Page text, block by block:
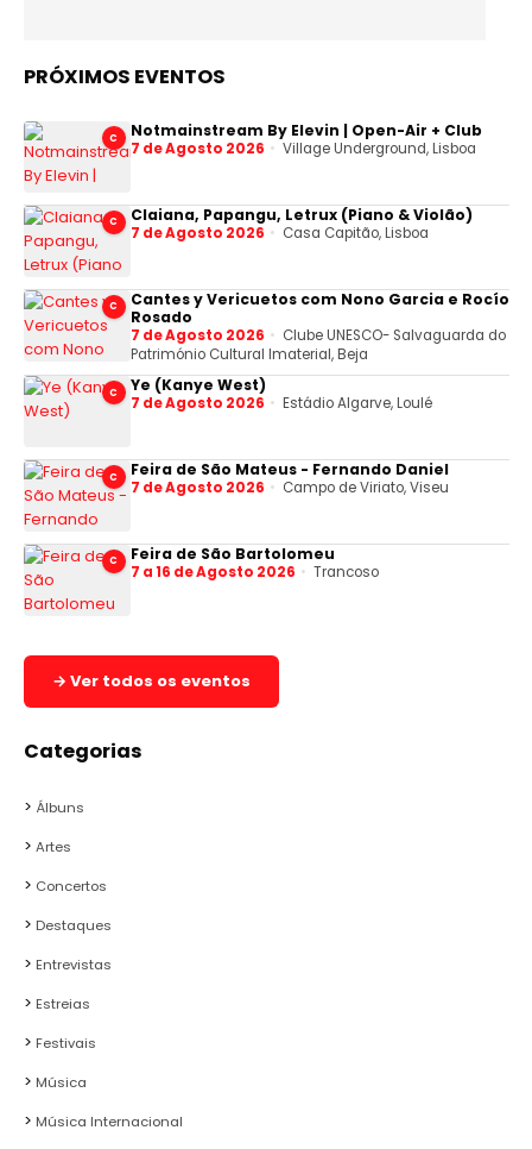
PRÓXIMOS EVENTOS
C Notmainstream By Elevin | Open-Air + Club
7 de Agosto 2026 Village Underground, Lisboa
C Claiana, Papangu, Letrux (Piano & Violão)
7 de Agosto 2026 Casa Capitão, Lisboa
C
Cantes y Vericuetos com Nono Garcia e Rocío
Rosado
7 de Agosto 2026
Clube UNESCO- Salvaguarda do
Património Cultural Imaterial, Beja
C Ye (Kanye West)
7 de Agosto 2026 Estádio Algarve, Loulé
C Feira de São Mateus - Fernando Daniel
7 de Agosto 2026 Campo de Viriato, Viseu
C Feira de São Bartolomeu
7 a 16 de Agosto 2026 Trancoso
→ Ver todos os eventos
Categorias
Álbuns
Artes
Concertos
Destaques
Entrevistas
Estreias
Festivais
Música
Música Internacional